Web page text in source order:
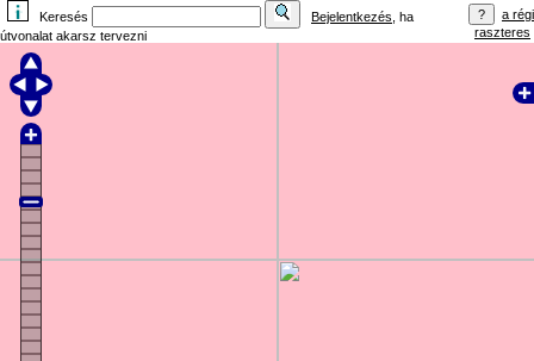
Keresés Bejelentkezés , ha
útvonalat akarsz tervezni
a régi
raszteres